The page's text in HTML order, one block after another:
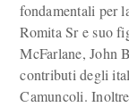
fondamentali per
Romita Sr e suo
McFarlane, John
contributi degli
Camuncoli.